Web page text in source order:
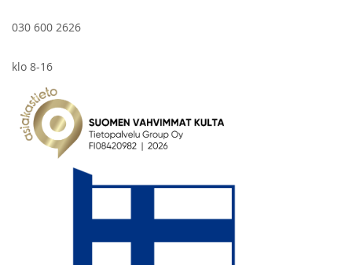
030 600 2626
klo 8-16